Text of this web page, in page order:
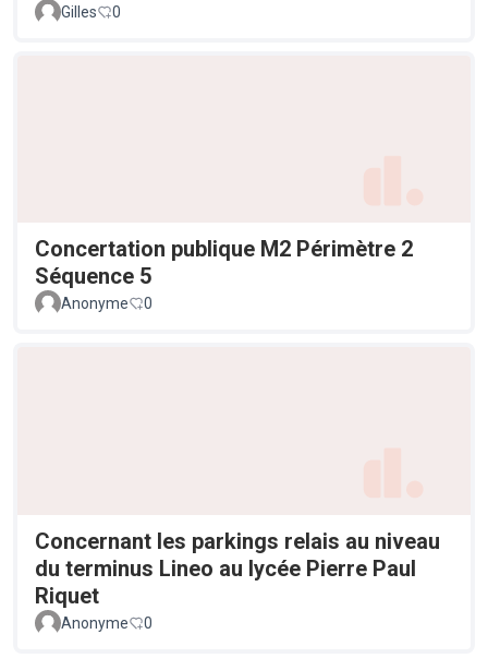
Gilles 0
Concertation publique M2 Périmètre 2
Séquence 5
Anonyme 0
Concernant les parkings relais au niveau
du terminus Lineo au lycée Pierre Paul
Riquet
Anonyme 0